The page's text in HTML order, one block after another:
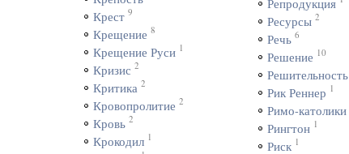
Крест 9
Крещение 8
Крещение Руси 1
Кризис 2
Критика 2
Кровопролитие 2
Кровь 2
Крокодил 1
Репродукция
Ресурсы 2
Речь 6
Решение 10
Решительность
Рик Реннер 1
Римо-католики
Рингтон 1
Риск 1